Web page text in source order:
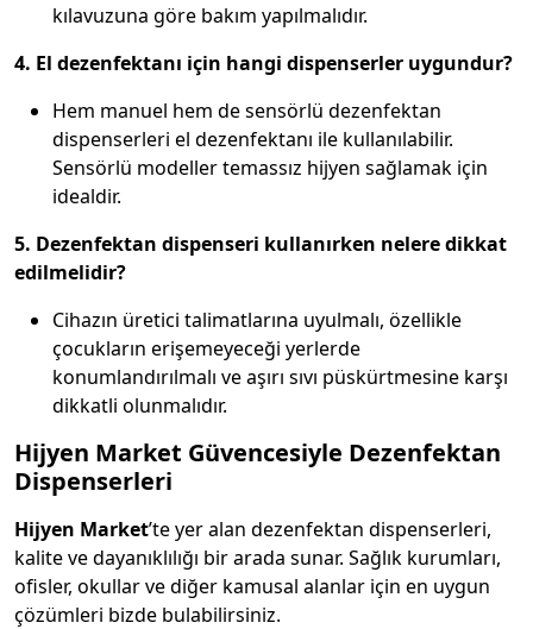
kılavuzuna göre bakım yapılmalıdır.
4. El dezenfektanı için hangi dispenserler uygundur?
Hem manuel hem de sensörlü dezenfektan
dispenserleri el dezenfektanı ile kullanılabilir.
Sensörlü modeller temassız hijyen sağlamak için
idealdir.
5. Dezenfektan dispenseri kullanırken nelere dikkat
edilmelidir?
Cihazın üretici talimatlarına uyulmalı, özellikle
çocukların erişemeyeceği yerlerde
konumlandırılmalı ve aşırı sıvı püskürtmesine karşı
dikkatli olunmalıdır.
Hijyen Market Güvencesiyle Dezenfektan
Dispenserleri
Hijyen Market’te yer alan dezenfektan dispenserleri,
kalite ve dayanıklılığı bir arada sunar. Sağlık kurumları,
ofisler, okullar ve diğer kamusal alanlar için en uygun
çözümleri bizde bulabilirsiniz.